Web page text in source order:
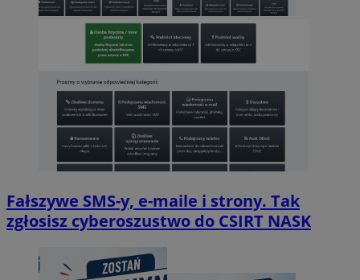
Fałszywe SMS-y, e-maile i strony. Tak
zgłosisz cyberoszustwo do CSIRT NASK